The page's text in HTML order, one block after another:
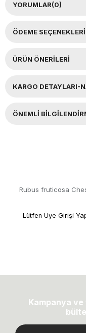
YORUMLAR(0)
ÖDEME SEÇENEKLERI
ÜRÜN ÖNERILERI
KARGO DETAYLARI-
ÖNEMLI
Rubus fruticosa
Lütfen Üye Girişi
Kampanya ve